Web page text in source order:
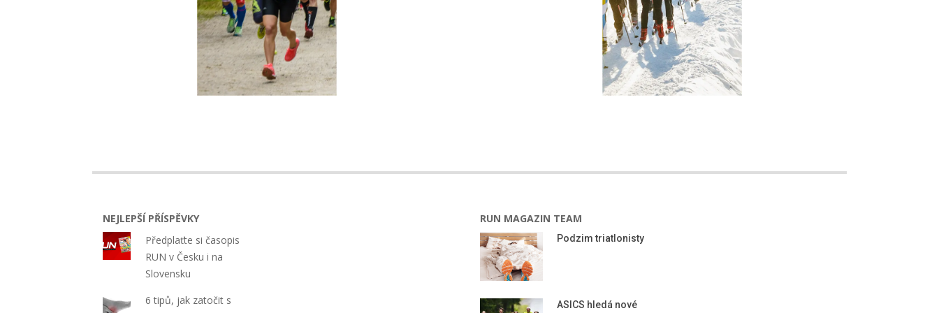
NEJLEPŠÍ PŘÍSPĚVKY
Předplaťte si časopis
RUN v Česku i na
Slovensku
6 tipů, jak zatočit s
RUN MAGAZIN TEAM
Podzim triatlonisty
ASICS hledá nové